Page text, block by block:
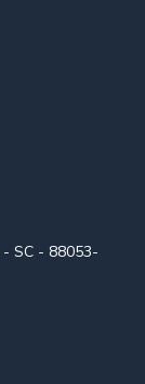
- SC - 88053-